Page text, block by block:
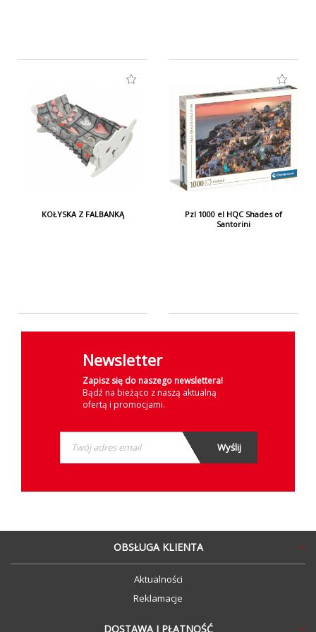
Produkt jest zgodny z przepisami unijnymi:
Dyrektywa 2009/48/WE. Aby prawidłowo korzystać z
gry / zabawki, należy przestrzegać instrukcji i
informacji na opakowaniu.
PRODUCENT / PODMIOT ODPOWIEDZIALNY:
ADRIATIC srl
KOŁYSKA Z FALBANKĄ
Pzl 1000 el HQC Shades of
Santorini
Newsletter
Zapisz się do naszego newslettera!
Bądź na bieżąco z naszą aktualną
ofertą i promocjami.
OBSŁUGA KLIENTA
Aktualności
Reklamacje
DOSTAWA I PŁATNOŚĆ